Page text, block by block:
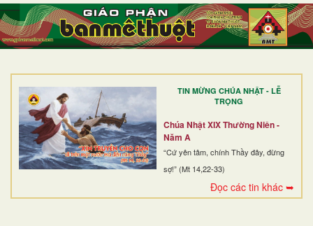
TIN MỪNG CHÚA NHẬT - LỄ
TRỌNG
Chúa Nhật XIX Thường Niên -
Năm A
“Cứ yên tâm, chính Thầy đây, đừng
sợ!” (Mt 14,22-33)
Đọc các tin khác ➥
TRANG NHẤT
GIỚI THIỆU
DÒNG TU
BAN MỤC VỤ
ĐOÀN THỂ CG